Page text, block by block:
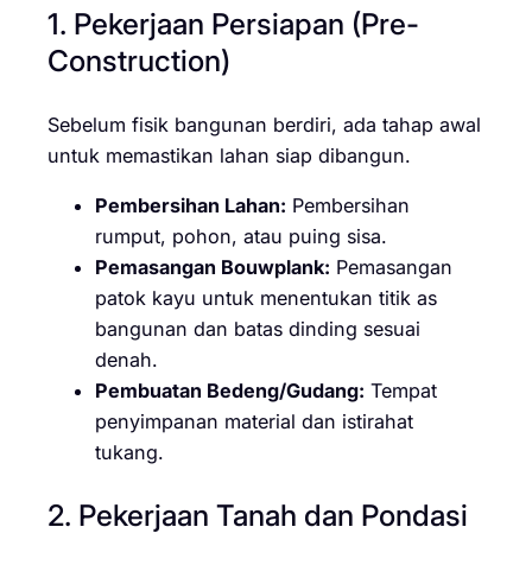
1. Pekerjaan Persiapan (Pre-
Construction)
Sebelum fisik bangunan berdiri, ada tahap awal
untuk memastikan lahan siap dibangun.
Pembersihan Lahan: Pembersihan
rumput, pohon, atau puing sisa.
Pemasangan Bouwplank: Pemasangan
patok kayu untuk menentukan titik as
bangunan dan batas dinding sesuai
denah.
Pembuatan Bedeng/Gudang: Tempat
penyimpanan material dan istirahat
tukang.
2. Pekerjaan Tanah dan Pondasi